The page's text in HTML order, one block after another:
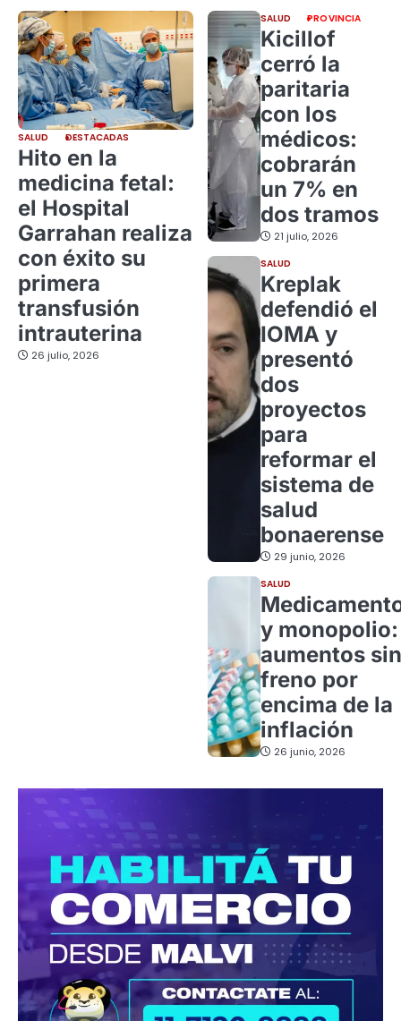
SALUD DESTACADAS
Hito en la
medicina fetal:
el Hospital
Garrahan realiza
con éxito su
primera
transfusión
intrauterina
26 julio, 2026
SALUD PROVINCIA
Kicillof
cerró la
paritaria
con los
médicos:
cobrarán
un 7% en
dos tramos
21 julio, 2026
SALUD
Kreplak
defendió el
IOMA y
presentó
dos
proyectos
para
reformar el
sistema de
salud
bonaerense
29 junio, 2026
SALUD
y monopolio:
aumentos sin
freno por
encima de la
inflación
26 junio, 2026